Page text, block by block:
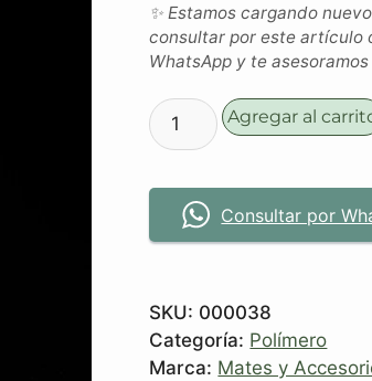
✨ Estamos cargando
consultar por este artículo
WhatsApp y te
Agregar al
Consultar por
SKU: 000038
Categoría: Polímero
Marca: Mates y